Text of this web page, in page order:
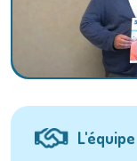
L'équipe